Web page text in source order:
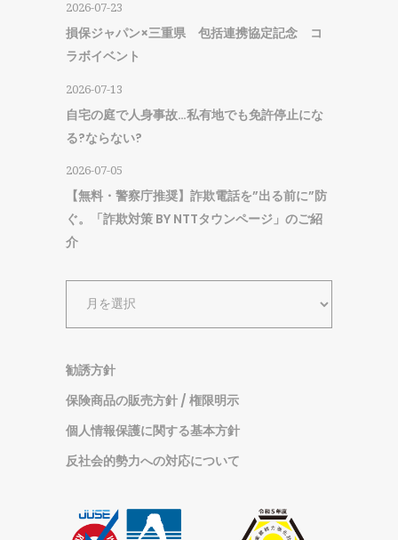
2026-07-23
損保ジャパン×三重県 包括連携協定記念 コ
ラボイベント
2026-07-13
自宅の庭で人身事故…私有地でも免許停止にな
る?ならない?
2026-07-05
【無料・警察庁推奨】詐欺電話を”出る前に”防
ぐ。「詐欺対策 BY NTTタウンページ」のご紹
介
イ
勧誘方針
保険商品の販売方針 / 権限明示
個人情報保護に関する基本方針
反社会的勢力への対応について